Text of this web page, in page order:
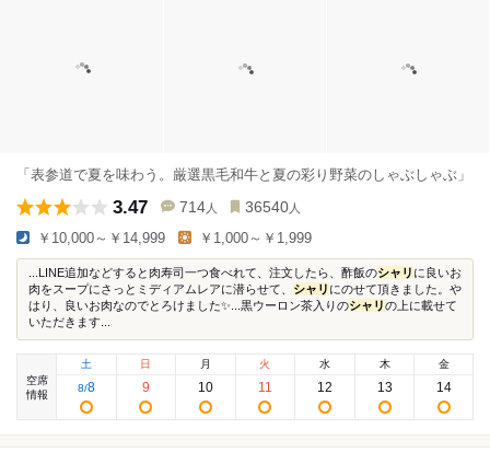
「表参道で夏を味わう。厳選黒毛和牛と夏の彩り野菜のしゃぶしゃぶ」
3.47 714 人 36540 人
￥10,000～￥14,999 ￥1,000～￥1,999
...LINE追加などすると肉寿司一つ食べれて、注文したら、酢飯のシャリ に良いお
肉をスープにさっとミディアムレアに潜らせて、 シャリ にのせて頂きました。や
はり、良いお肉なのでとろけました✨...黒ウーロン茶入りのシャリの上に載せて
いただきます...
空席
情報
土
8/8
日
9
月
10
火
11
水
12
木
13
金
14